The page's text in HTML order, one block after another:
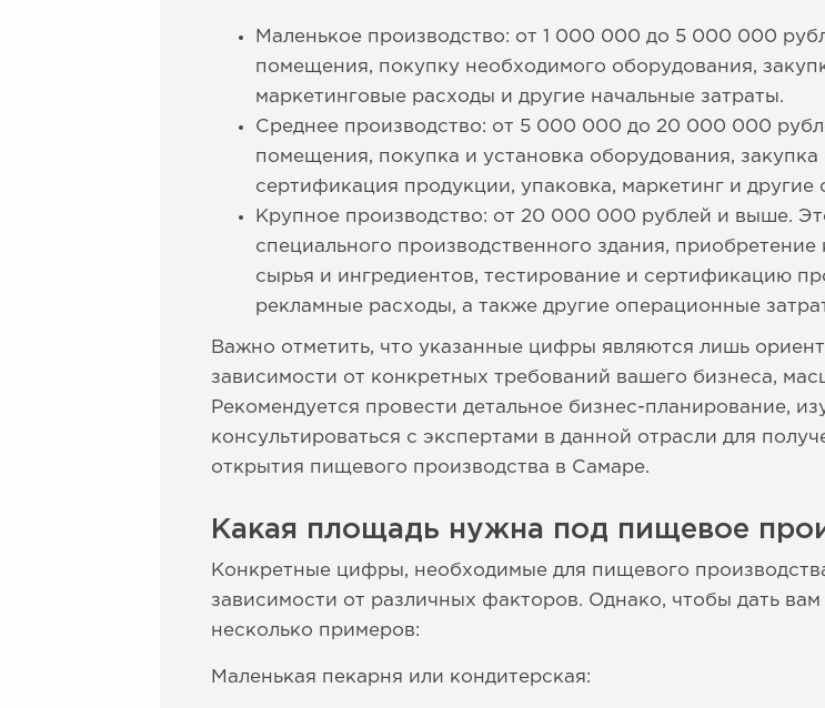
Маленькое производство: от 1 000 000 до 5 000 000
помещения, покупку необходимого оборудования,
маркетинговые расходы и другие начальные затраты.
Среднее производство: от 5 000 000 до 20 000 000
помещения, покупка и установка оборудования,
сертификация продукции, упаковка, маркетинг и
Крупное производство: от 20 000 000 рублей и выше.
специального производственного здания,
сырья и ингредиентов, тестирование и сертификацию
рекламные расходы, а также другие операционные
Важно отметить, что указанные цифры являются лишь
зависимости от конкретных требований вашего бизнеса,
Рекомендуется провести детальное бизнес-планирование,
консультироваться с экспертами в данной отрасли для
открытия пищевого производства в Самаре.
Какая площадь нужна под пищевое
Конкретные цифры, необходимые для пищевого
зависимости от различных факторов. Однако, чтобы дать
несколько примеров:
Маленькая пекарня или кондитерская: